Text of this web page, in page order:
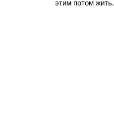
этим потом жить.